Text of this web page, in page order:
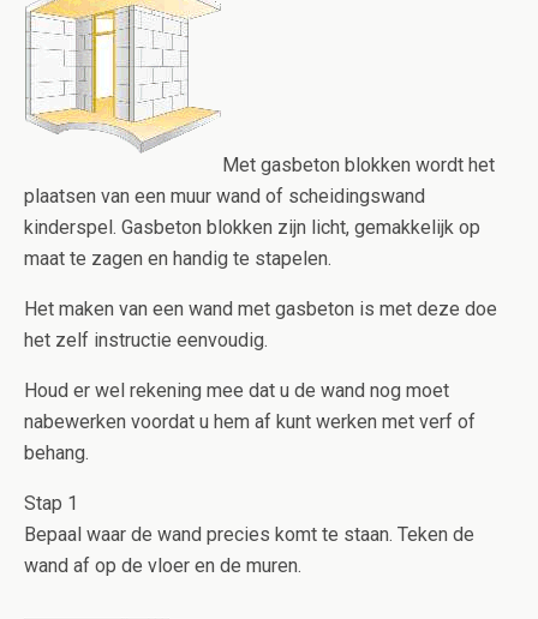
Met gasbeton blokken wordt het
plaatsen van een muur wand of scheidingswand
kinderspel. Gasbeton blokken zijn licht, gemakkelijk op
maat te zagen en handig te stapelen.
Het maken van een wand met gasbeton is met deze doe
het zelf instructie eenvoudig.
Houd er wel rekening mee dat u de wand nog moet
nabewerken voordat u hem af kunt werken met verf of
behang.
Stap 1
Bepaal waar de wand precies komt te staan. Teken de
wand af op de vloer en de muren.